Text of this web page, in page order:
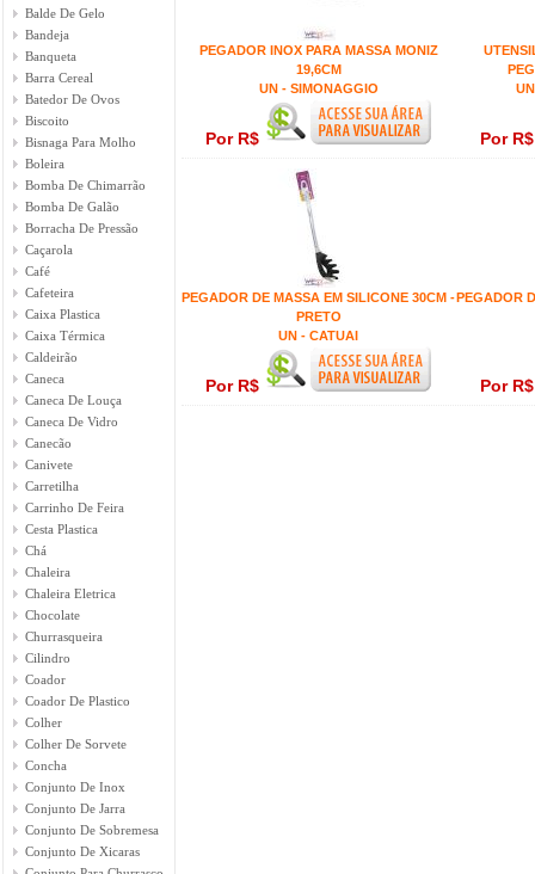
Balde De Gelo
Bandeja
Banqueta
Barra Cereal
Batedor De Ovos
Biscoito
Bisnaga Para Molho
Boleira
Bomba De Chimarrão
Bomba De Galão
Borracha De Pressão
Caçarola
Café
Cafeteira
Caixa Plastica
Caixa Térmica
Caldeirão
Caneca
Caneca De Louça
Caneca De Vidro
Canecão
Canivete
Carretilha
Carrinho De Feira
Cesta Plastica
Chá
Chaleira
Chaleira Eletrica
Chocolate
Churrasqueira
Cilindro
Coador
Coador De Plastico
Colher
Colher De Sorvete
Concha
Conjunto De Inox
Conjunto De Jarra
Conjunto De Sobremesa
Conjunto De Xicaras
PEGADOR INOX PARA MASSA MONIZ
19,6CM
UN - SIMONAGGIO
Por R$ Por
PEGADOR DE MASSA EM SILICONE 30CM -
PRETO
UN - CATUAI
Por R$
PEGADOR
Por